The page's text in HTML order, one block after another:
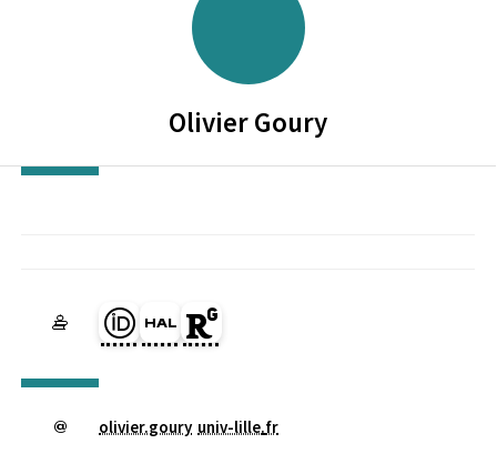
OlivierGoury
Page Orcid du membre (Ouverture dans une nouvelle fenêtre)
HAL olivier-jm-goury (Ouverture dans une nouvelle
Page Researchgate du membre (Ouverture dans
olivier.goury univ-lille.fr